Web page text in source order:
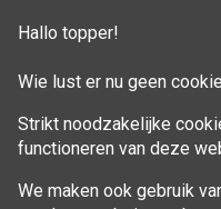
Hallo topper!
Wie lust er nu geen
Strikt noodzakelijke
functioneren van deze
We maken ook gebruik
Aankoop beheren
VOLG MIJ